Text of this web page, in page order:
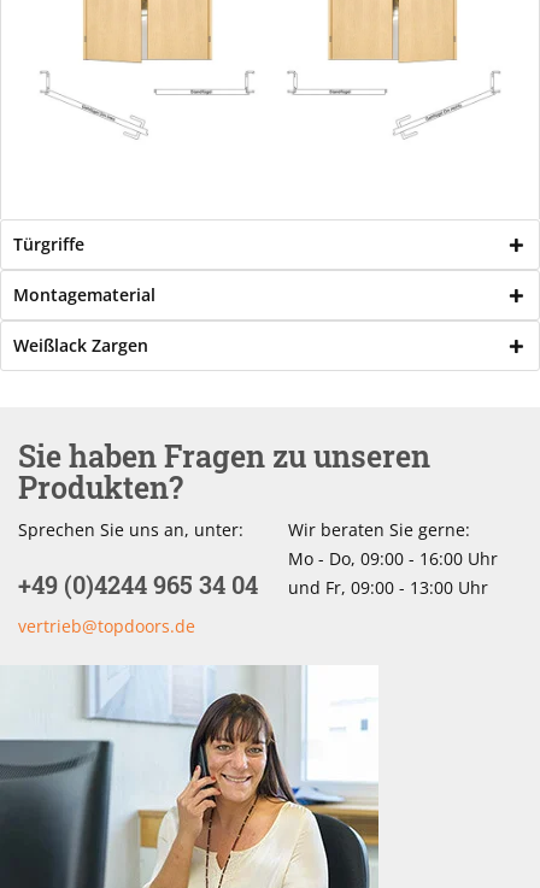
Türgriffe
Montagematerial
Weißlack Zargen
Sie haben Fragen zu unseren
Produkten?
Sprechen Sie uns an, unter:
+49 (0)4244 965 34 04
vertrieb@topdoors.de
Wir beraten Sie gerne:
Mo - Do, 09:00 - 16:00 Uhr
und Fr, 09:00 - 13:00 Uhr